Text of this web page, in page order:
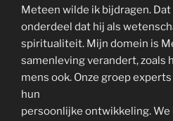
Meteen wilde ik bijdragen.
onderdeel dat hij als
spiritualiteit. Mijn domein is
samenleving verandert, zoals
mens ook. Onze groep
hun
persoonlijke ontwikkeling.